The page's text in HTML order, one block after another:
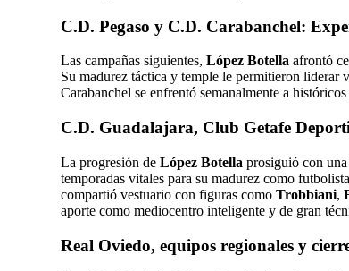
C.D. Pegaso y C.D. Carabanchel:
Las campañas siguientes, López Botella afrontó
Su madurez táctica y temple le permitieron liderar
Carabanchel se enfrentó semanalmente a
C.D. Guadalajara, Club Getafe
La progresión de López Botella prosiguió con
temporadas vitales para su madurez como
compartió vestuario con figuras como Trobbiani,
aporte como mediocentro inteligente y de gran
Real Oviedo, equipos regionales y